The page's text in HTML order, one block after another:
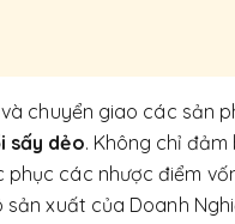
chuyển giao các sản
sấy dẻo. Không chỉ
các nhược điểm
xuất của Doanh